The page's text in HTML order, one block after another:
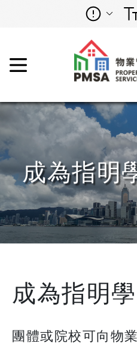
成為指明
成為指明
團體或院校可向物